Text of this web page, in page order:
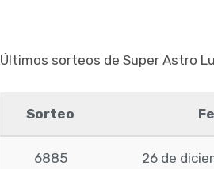
Últimos sorteos de Super Astro
Sorteo
6885 26 de